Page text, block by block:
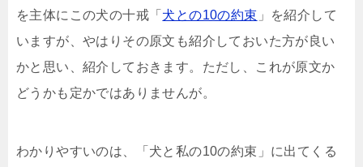
を主体にこの犬の十戒「 犬との10の約束 」を紹介して
いますが、やはりその原文も紹介しておいた方が良い
かと思い、紹介しておきます。ただし、これが原文か
どうかも定かではありませんが。
わかりやすいのは、「犬と私の10の約束」に出てくる